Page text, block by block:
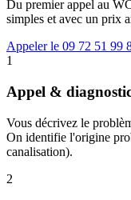
Du premier appel au
simples et avec un prix
Appeler le 09 72 51 99
1
Appel &
Vous décrivez le
On identifie l'origine
canalisation).
2